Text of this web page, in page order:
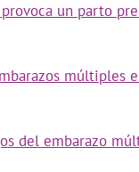
un parto
múltiples
del embarazo